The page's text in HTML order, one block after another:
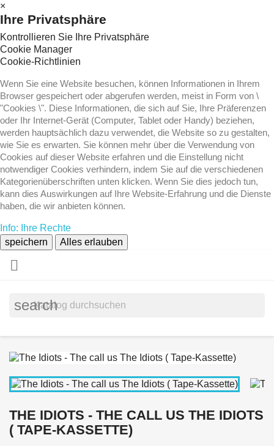
×
Ihre Privatsphäre
Kontrollieren Sie Ihre Privatsphäre
Cookie Manager
Cookie-Richtlinien
Wenn Sie eine Website besuchen, können Informationen in Ihrem
Browser gespeichert oder abgerufen werden, meist in Form von \
"Cookies \". Diese Informationen, die sich auf Sie, Ihre Präferenzen
oder Ihr Internet-Gerät (Computer, Tablet oder Handy) beziehen,
werden hauptsächlich dazu verwendet, die Website so zu gestalten,
wie Sie es erwarten. Sie können mehr über die Verwendung von
Cookies auf dieser Website erfahren und die Einstellung nicht
notwendiger Cookies verhindern, indem Sie auf die verschiedenen
Kategorienüberschriften unten klicken. Wenn Sie dies jedoch tun,
kann dies Auswirkungen auf Ihre Website-Erfahrung und die Dienste
haben, die wir anbieten können.
Info: Ihre Rechte
speichern
Alles erlauben

search
THE IDIOTS - THE CALL US THE IDIOTS
( TAPE-KASSETTE)